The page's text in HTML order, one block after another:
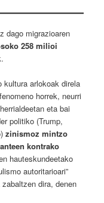
dago migrazioaren
258 milioi
kultura arlokoak direla
horrek, neurri
eta bai
politiko (Trump,
zinismoz mintzo
kontrako
hauteskundeetako
autoritarioari”
dira, denen